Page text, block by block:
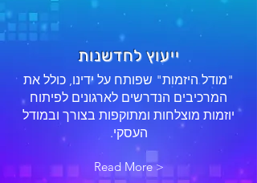
ייעוץ לחדשנות
"מודל היזמות" שפותח על ידינו, כולל את
המרכיבים הנדרשים לארגונים לפיתוח
יוזמות מוצלחות ומתוקפות בצורך ובמודל
העסקי.
Read More >